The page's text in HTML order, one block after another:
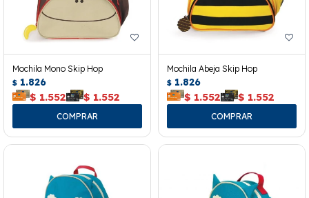
Mochila Mono Skip Hop
$ 1.826
$ 1.552 $ 1.552
Mochila Abeja Skip Hop
$ 1.826
$ 1.552 $ 1.552